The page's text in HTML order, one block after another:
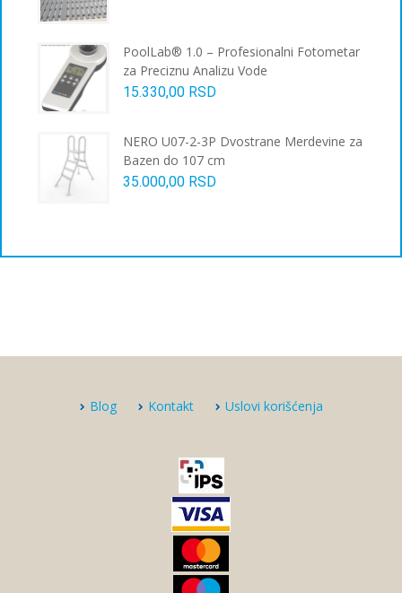
PoolLab® 1.0 – Profesionalni Fotometar
za Preciznu Analizu Vode
15.330,00 RSD
NERO U07-2-3P Dvostrane Merdevine za
Bazen do 107 cm
35.000,00 RSD
Blog Kontakt Uslovi korišćenja